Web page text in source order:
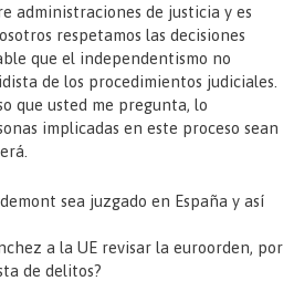
administraciones de justicia y es
respetamos las decisiones
que el independentismo no
de los procedimientos judiciales.
que usted me pregunta, lo
implicadas en este proceso sean
sea juzgado en España y así
a la UE revisar la euroorden, por
de delitos?